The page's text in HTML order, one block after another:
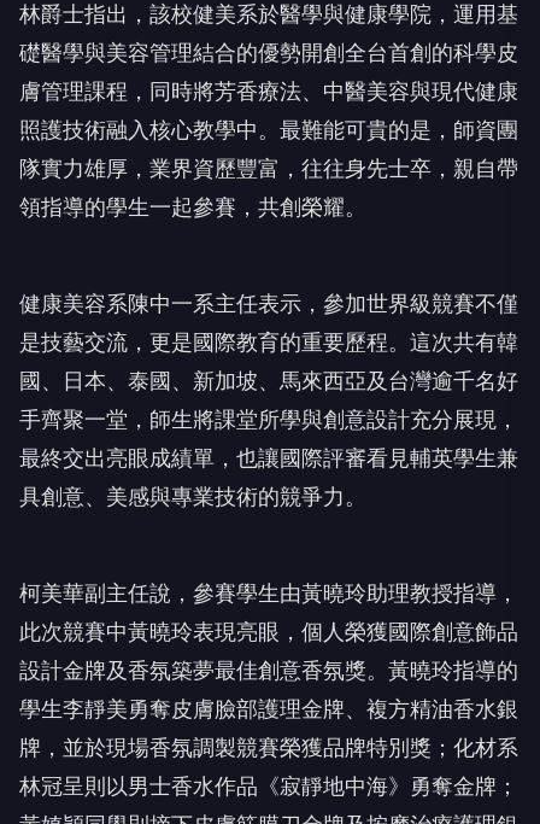
林爵士指出，該校健美系於醫學與健康學院，運用基
礎醫學與美容管理結合的優勢開創全台首創的科學皮
膚管理課程，同時將芳香療法、中醫美容與現代健康
照護技術融入核心教學中。最難能可貴的是，師資團
隊實力雄厚，業界資歷豐富，往往身先士卒，親自帶
領指導的學生一起參賽，共創榮耀。
健康美容系陳中一系主任表示，參加世界級競賽不僅
是技藝交流，更是國際教育的重要歷程。這次共有韓
國、日本、泰國、新加坡、馬來西亞及台灣逾千名好
手齊聚一堂，師生將課堂所學與創意設計充分展現，
最終交出亮眼成績單，也讓國際評審看見輔英學生兼
具創意、美感與專業技術的競爭力。
柯美華副主任說，參賽學生由黃曉玲助理教授指導，
此次競賽中黃曉玲表現亮眼，個人榮獲國際創意飾品
設計金牌及香氛築夢最佳創意香氛獎。黃曉玲指導的
學生李靜美勇奪皮膚臉部護理金牌、複方精油香水銀
牌，並於現場香氛調製競賽榮獲品牌特別獎；化材系
林冠呈則以男士香水作品《寂靜地中海》勇奪金牌；